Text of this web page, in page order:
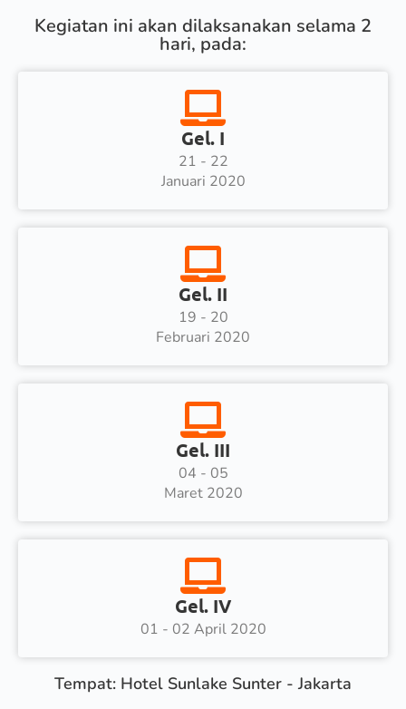
Kegiatan ini akan dilaksanakan selama 2
hari, pada:
Gel. I
21 - 22
Januari 2020
Gel. II
19 - 20
Februari 2020
Gel. III
04 - 05
Maret 2020
Gel. IV
01 - 02 April 2020
Tempat: Hotel Sunlake Sunter - Jakarta